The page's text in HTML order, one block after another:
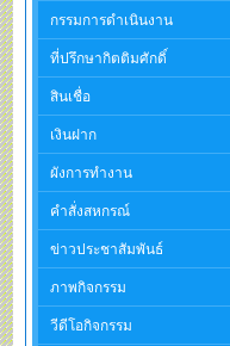
กรรมการดำเนินงาน
ที่ปรึกษากิตติมศักดิ์
สินเชื่อ
เงินฝาก
ผังการทำงาน
คำสั่งสหกรณ์
ข่าวประชาสัมพันธ์
ภาพกิจกรรม
วีดีโอกิจกรรม